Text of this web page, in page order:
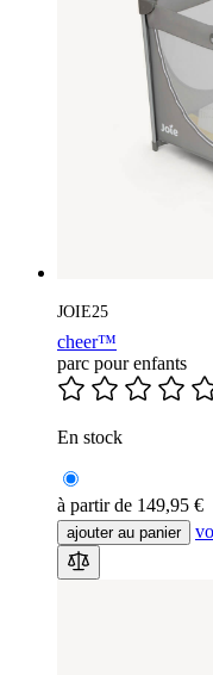
JOIE25
cheer™
parc pour enfants
En stock
à partir de 149,95 €
ajouter au panier